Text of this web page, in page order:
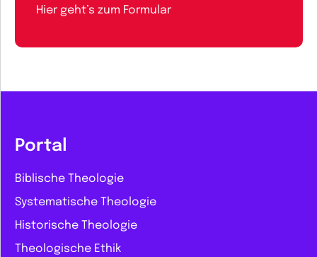
Hier geht’s zum Formular
Portal
Biblische Theologie
Systematische Theologie
Historische Theologie
Theologische Ethik